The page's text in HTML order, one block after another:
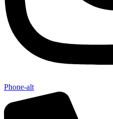
Phone-alt